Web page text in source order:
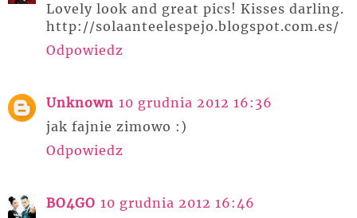
Lovely look and great pics! Kisses darling.
http://solaanteelespejo.blogspot.com.es/
Odpowiedz
Unknown 10 grudnia 2012 16:36
jak fajnie zimowo :)
Odpowiedz
BO4GO 10 grudnia 2012 16:46